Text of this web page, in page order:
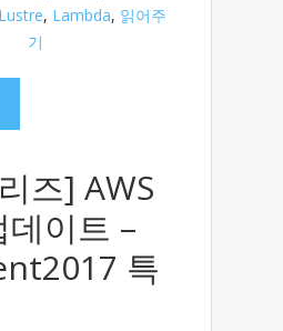
, Lambda, 읽어주
기
즈] AWS
데이트 –
특